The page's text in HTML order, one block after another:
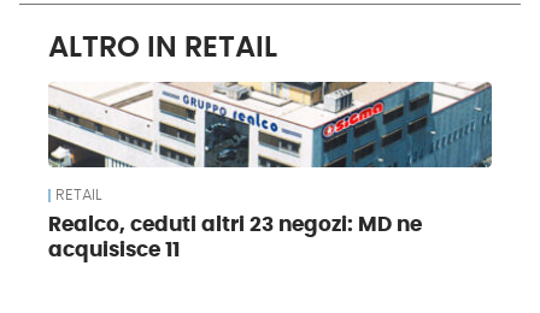
ALTRO IN RETAIL
RETAIL
Realco, ceduti altri 23 negozi: MD ne
acquisisce 11